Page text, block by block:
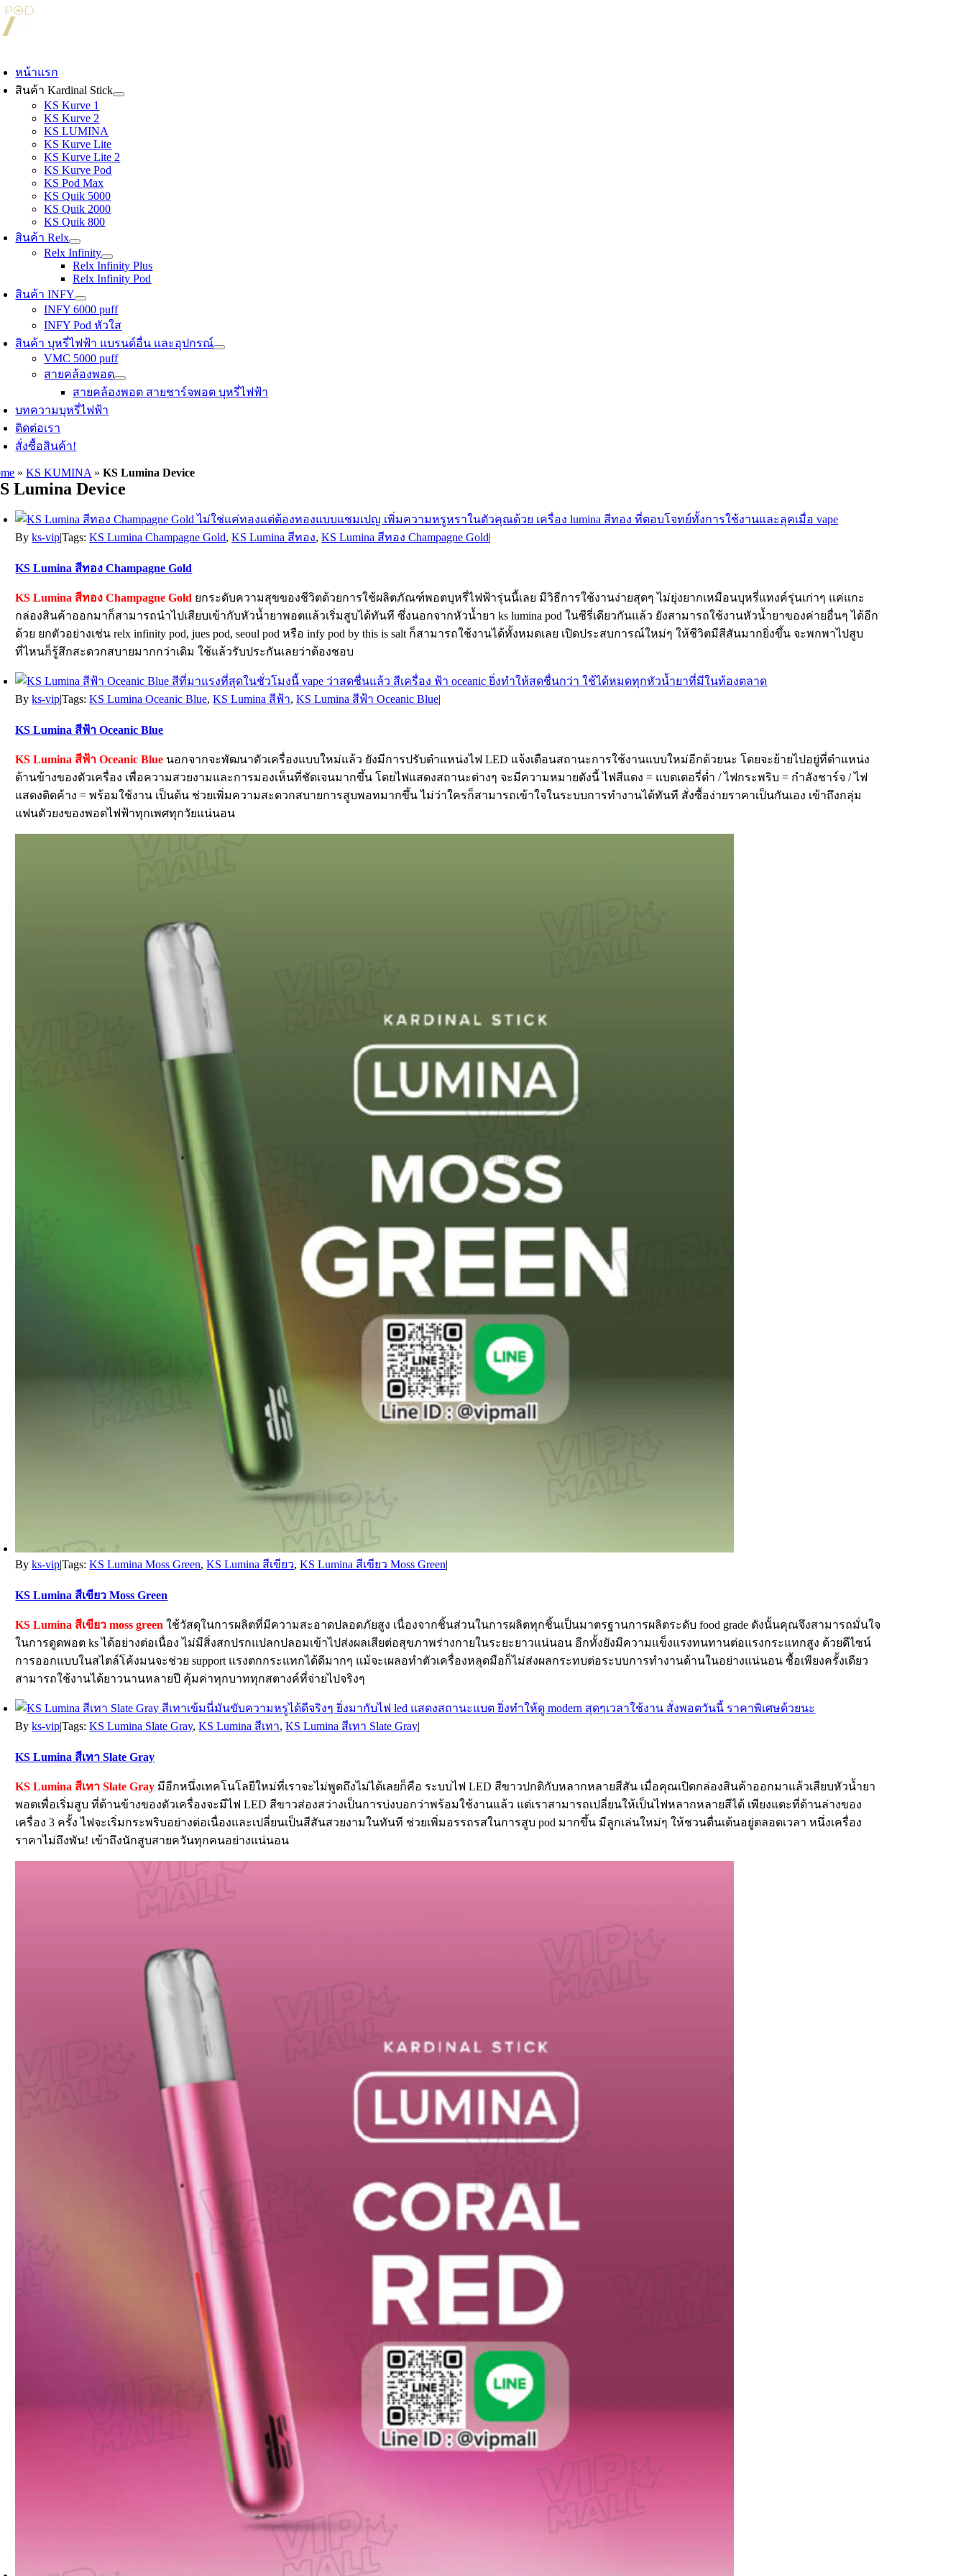
Skip
to
content
หน้าแรก
สินค้า Kardinal Stick
KS Kurve 1
KS Kurve 2
KS LUMINA
KS Kurve Lite
KS Kurve Lite 2
KS Kurve Pod
KS Pod Max
KS Quik 5000
KS Quik 2000
KS Quik 800
สินค้า Relx
Relx Infinity
Relx Infinity Plus
Relx Infinity Pod
สินค้า INFY
INFY 6000 puff
INFY Pod หัวใส
สินค้า บุหรี่ไฟฟ้า แบรนด์อื่น และอุปกรณ์
VMC 5000 puff
สายคล้องพอต
สายคล้องพอต สายชาร์จพอต บุหรี่ไฟฟ้า
บทความบุหรี่ไฟฟ้า
ติดต่อเรา
สั่งซื้อสินค้า!
»KS KUMINA »KS Lumina Device
Lumina Device
Byks-vip|Tags:KS Lumina Champagne Gold,KS Lumina สีทอง,KS Lumina สีทอง Champagne Gold|
KS Lumina สีทอง Champagne Gold
KS Lumina สีทอง Champagne Gold ยกระดับความสุขของชีวิตด้วยการใช้ผลิตภัณฑ์พอตบุหรี่ไฟฟ้ารุ่นนี้เลย มีวิธีการใช้งานง่ายสุดๆ ไม่ยุ่งยากเหมือนบุหรี่แทงค์รุ่นเก่าๆ แค่แกะ
กล่องสินค้าออกมาก็สามารถนำไปเสียบเข้ากับหัวน้ำยาพอตแล้วเริ่มสูบได้ทันที ซึ่งนอกจากหัวน้ำยา ks lumina pod ในซีรี่เดียวกันแล้ว ยังสามารถใช้งานหัวน้ำยาของค่ายอื่นๆ ได้อีก
ด้วย ยกตัวอย่างเช่น relx infinity pod, jues pod, seoul pod หรือ infy pod by this is salt ก็สามารถใช้งานได้ทั้งหมดเลย เปิดประสบการณ์ใหม่ๆ ให้ชีวิตมีสีสันมากยิ่งขึ้น จะพกพาไปสูบ
ที่ไหนก็รู้สึกสะดวกสบายมากกว่าเดิม ใช้แล้วรับประกันเลยว่าต้องชอบ
Byks-vip|Tags:KS Lumina Oceanic Blue,KS Lumina สีฟ้า,KS Lumina สีฟ้า Oceanic Blue|
KS Lumina สีฟ้า Oceanic Blue
KS Lumina สีฟ้า Oceanic Blue นอกจากจะพัฒนาตัวเครื่องแบบใหม่แล้ว ยังมีการปรับตำแหน่งไฟ LED แจ้งเตือนสถานะการใช้งานแบบใหม่อีกด้วยนะ โดยจะย้ายไปอยู่ที่ตำแหน่ง
ด้านข้างของตัวเครื่อง เพื่อความสวยงามและการมองเห็นที่ชัดเจนมากขึ้น โดยไฟแสดงสถานะต่างๆ จะมีความหมายดังนี้ ไฟสีแดง = แบตเตอรี่ต่ำ / ไฟกระพริบ = กำลังชาร์จ / ไฟ
แสดงติดค้าง = พร้อมใช้งาน เป็นต้น ช่วยเพิ่มความสะดวกสบายการสูบพอทมากขึ้น ไม่ว่าใครก็สามารถเข้าใจในระบบการทำงานได้ทันที สั่งซื้อง่ายราคาเป็นกันเอง เข้าถึงกลุ่ม
แฟนตัวยงของพอตไฟฟ้าทุกเพศทุกวัยแน่นอน
Byks-vip|Tags:KS Lumina Moss Green,KS Lumina สีเขียว,KS Lumina สีเขียว Moss Green|
KS Lumina สีเขียว Moss Green
KS Lumina สีเขียว moss green ใช้วัสดุในการผลิตที่มีความสะอาดปลอดภัยสูง เนื่องจากชิ้นส่วนในการผลิตทุกชิ้นเป็นมาตรฐานการผลิตระดับ food grade ดังนั้นคุณจึงสามารถมั่นใจ
ในการดูดพอต ks ได้อย่างต่อเนื่อง ไม่มีสิ่งสกปรกแปลกปลอมเข้าไปส่งผลเสียต่อสุขภาพร่างกายในระยะยาวแน่นอน อีกทั้งยังมีความแข็งแรงทนทานต่อแรงกระแทกสูง ด้วยดีไซน์
การออกแบบในสไตล์โค้งมนจะช่วย support แรงตกกระแทกได้ดีมากๆ แม้จะเผลอทำตัวเครื่องหลุดมือก็ไม่ส่งผลกระทบต่อระบบการทำงานด้านในอย่างแน่นอน ซื้อเพียงครั้งเดียว
สามารถใช้งานได้ยาวนานหลายปี คุ้มค่าทุกบาททุกสตางค์ที่จ่ายไปจริงๆ
Byks-vip|Tags:KS Lumina Slate Gray,KS Lumina สีเทา,KS Lumina สีเทา Slate Gray|
KS Lumina สีเทา Slate Gray
KS Lumina สีเทา Slate Gray มีอีกหนึ่งเทคโนโลยีใหม่ที่เราจะไม่พูดถึงไม่ได้เลยก็คือ ระบบไฟ LED สีขาวปกติกับหลากหลายสีสัน เมื่อคุณเปิดกล่องสินค้าออกมาแล้วเสียบหัวน้ำยา
พอตเพื่อเริ่มสูบ ที่ด้านข้างของตัวเครื่องจะมีไฟ LED สีขาวส่องสว่างเป็นการบ่งบอกว่าพร้อมใช้งานแล้ว แต่เราสามารถเปลี่ยนให้เป็นไฟหลากหลายสีได้ เพียงแตะที่ด้านล่างของ
เครื่อง 3 ครั้ง ไฟจะเริ่มกระพริบอย่างต่อเนื่องและเปลี่ยนเป็นสีสันสวยงามในทันที ช่วยเพิ่มอรรถรสในการสูบ pod มากขึ้น มีลูกเล่นใหม่ๆ ให้ชวนตื่นเต้นอยู่ตลอดเวลา หนึ่งเครื่อง
ราคาไม่ถึงพัน! เข้าถึงนักสูบสายควันทุกคนอย่างแน่นอน